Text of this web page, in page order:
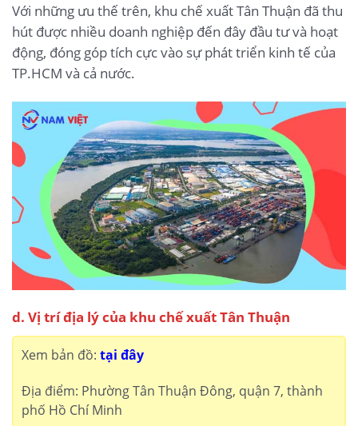
Với những ưu thế trên, khu chế xuất Tân Thuận đã thu
hút được nhiều doanh nghiệp đến đây đầu tư và hoạt
động, đóng góp tích cực vào sự phát triển kinh tế của
TP.HCM và cả nước.
d. Vị trí địa lý của khu chế xuất Tân Thuận
Xem bản đồ: tại đây
Địa điểm: Phường Tân Thuận Đông, quận 7, thành
phố Hồ Chí Minh